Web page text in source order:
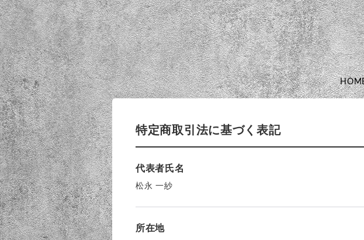
特定商取引法に基づく表記
代表者氏名
松永 一紗
所在地